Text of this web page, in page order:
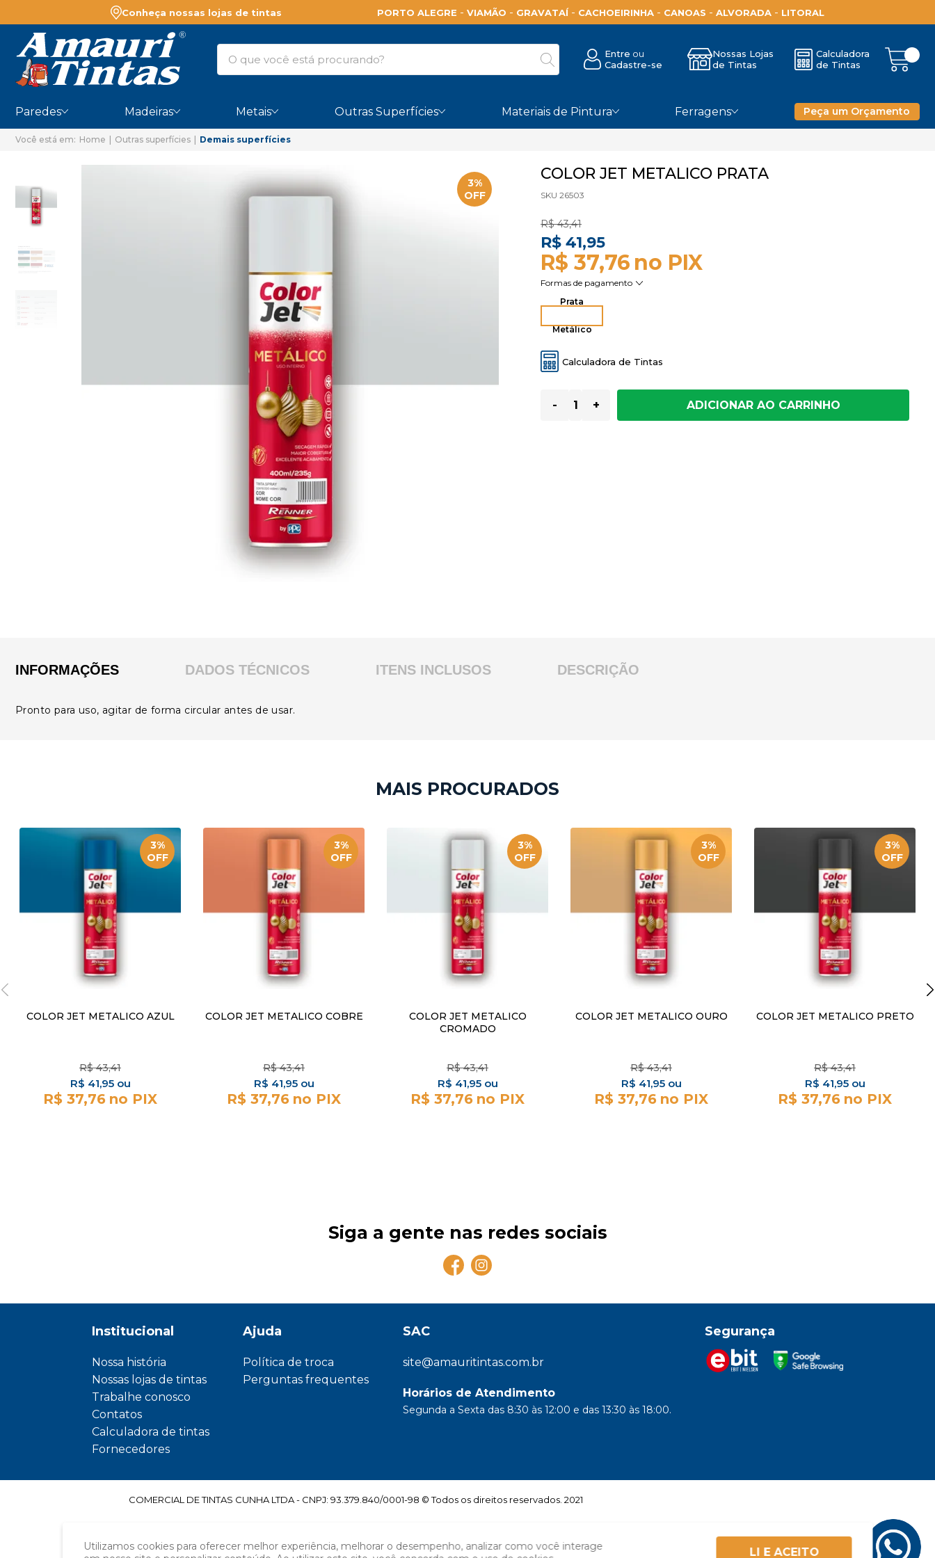
Conheça nossas lojas de tintas PORTO ALEGRE -VIAMÃO - GRAVATAÍ- CACHOEIRINHA - CANOAS -ALVORADA - LITORAL
Entre
Cadastre-se
Nossas Lojas
de Tintas
Calculadora
de Tintas
Paredes Madeiras Metais Outras Superfícies Materiais de Pintura Ferragens Peça um Orçamento
Home Outras superfícies Demais superfícies
3%
OFF
COLOR JET METALICO PRATA
SKU 26503
R$ 43,41
R$ 41,95
R$ 37,76
Prata
Metálico
Calculadora de Tintas
- +
INFORMAÇÕES DADOS TÉCNICOS ITENS INCLUSOS DESCRIÇÃO
Pronto para uso, agitar de forma circular antes de usar.
3%
OFF
COLOR JET METALICO AZUL
R$ 43,41
R$ 41,95
R$ 37,76
3%
OFF
COLOR JET METALICO COBRE
R$ 43,41
R$ 41,95
R$ 37,76
3%
OFF
COLOR JET METALICO
CROMADO
R$ 43,41
R$ 41,95
R$ 37,76
3%
OFF
COLOR JET METALICO OURO
R$ 43,41
R$ 41,95
R$ 37,76
3%
OFF
COLOR JET METALICO PRETO
R$ 43,41
R$ 41,95
R$ 37,76
Utilizamos cookies para oferecer melhor experiência, melhorar o desempenho, analizar como você interage
LI E ACEITO
Siga a gente nas redes sociais
Institucional
Nossa história
Nossas lojas de tintas
Trabalhe conosco
Contatos
Calculadora de tintas
Fornecedores
Ajuda
Política de troca
Perguntas frequentes
SAC
site@amauritintas.com.br
Horários de Atendimento
Segunda a Sexta das 8:30 às 12:00 e das 13:30 às 18:00.
Segurança
COMERCIAL DE TINTAS CUNHA LTDA - CNPJ: 93.379.840/0001-98 © Todos os direitos reservados. 2021